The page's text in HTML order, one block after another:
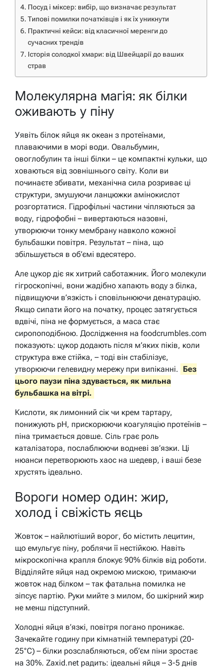
Посуд і міксер: вибір, що визначає результат
Типові помилки початківців і як їх уникнути
Практичні кейси: від класичної меренги до
сучасних трендів
Історія солодкої хмари: від Швейцарії до ваших
страв
Молекулярна магія: як білки
оживають у піну
Уявіть білок яйця як океан з протеїнами,
плаваючими в морі води. Овальбумин,
овоглобулин та інші білки – це компактні кульки, що
ховаються від зовнішнього світу. Коли ви
починаєте збивати, механічна сила розриває ці
структури, змушуючи ланцюжки амінокислот
розгортатися. Гідрофільні частини чіпляються за
воду, гідрофобні – вивертаються назовні,
утворюючи тонку мембрану навколо кожної
бульбашки повітря. Результат – піна, що
збільшується в об’ємі вдесятеро.
Але цукор діє як хитрий саботажник. Його молекули
гігроскопічні, вони жадібно хапають воду з білка,
підвищуючи в’язкість і сповільнюючи денатурацію.
Якщо сипати його на початку, процес затягується
вдвічі, піна не формується, а маса стає
сиропоподібною. Дослідження на foodcrumbles.com
показують: цукор додають після м’яких піків, коли
структура вже стійка, – тоді він стабілізує,
утворюючи гелевидну мережу при випіканні. Без
цього паузи піна здувається, як мильна
бульбашка на вітрі.
Кислоти, як лимонний сік чи крем тартару,
понижують pH, прискорюючи коагуляцію протеїнів –
піна тримається довше. Сіль грає роль
каталізатора, послаблюючи водневі зв’язки. Ці
нюанси перетворюють хаос на шедевр, і ваші безе
хрустять ідеально.
Вороги номер один: жир,
холод і свіжість яєць
Жовток – найлютіший ворог, бо містить лецитин,
що емульгує піну, роблячи її нестійкою. Навіть
мікроскопічна крапля блокує 90% білків від роботи.
Відділяйте яйця над окремою мискою, тримаючи
жовток над білком – так фатальна помилка не
зіпсує партію. Руки мийте з милом, бо шкірний жир
не менш підступний.
Холодні яйця в’язкі, повітря погано проникає.
Зачекайте годину при кімнатній температурі (20-
25°C) – білки розслабляються, об’єм піни зростає
на 30%. Zaxid.net радить: ідеальні яйця – 3-5 днів